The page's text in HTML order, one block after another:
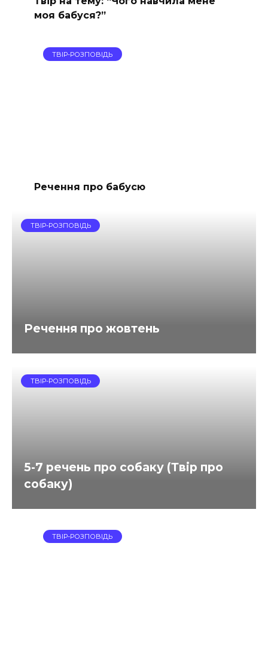
моя бабуся?”
ТВІР-РОЗПОВІДЬ
Речення про бабусю
ТВІР-РОЗПОВІДЬ
Речення про жовтень
ТВІР-РОЗПОВІДЬ
5-7 речень про собаку (Твір про
собаку)
ТВІР-РОЗПОВІДЬ